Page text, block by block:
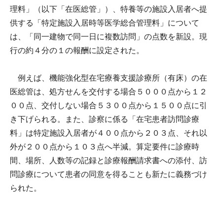
理料」（以下「在医総管」）、特養等の施設入居者へ提
供する「特定施設入居時等医学総合管理料」について
は、「同一建物で同一日に複数訪問」の点数を新設。現
行の約４分の１の報酬に設定された。
例えば、機能強化型在宅療養支援診療所（有床）の在
医総管は、処方せんを交付する場合５０００点から１２
００点、交付しない場合５３００点から１５００点に引
き下げられる。また、診察に係る「在宅患者訪問診療
料」は特定施設入居者が４００点から２０３点、それ以
外が２００点から１０３点へ半減。算定要件に診療時
間、場所、人数等の記録と診療報酬請求書への添付、訪
問診療について患者の同意を得ることも新たに義務づけ
られた。